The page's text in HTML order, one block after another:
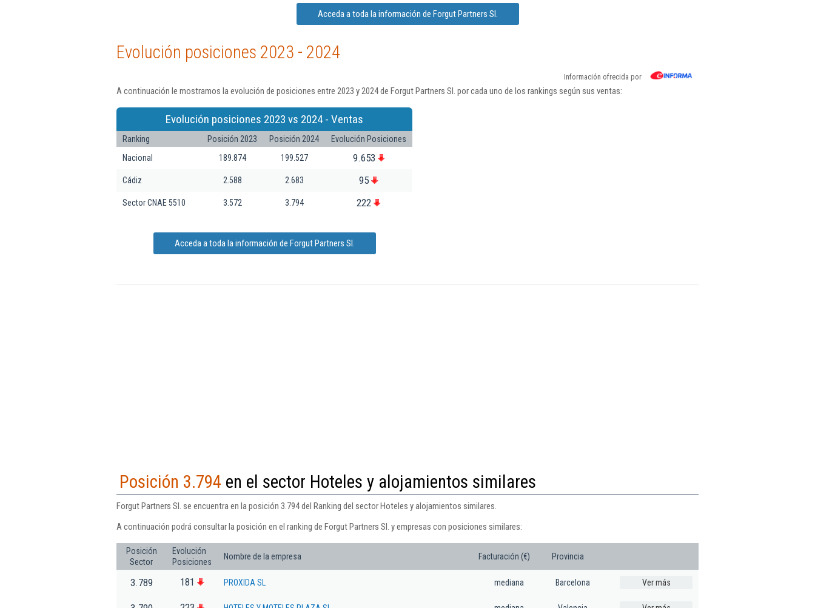
Acceda a toda la información de Forgut Partners Sl.
Evolución posiciones 2023 - 2024
Información ofrecida por
A continuación le mostramos la evolución de posiciones entre 2023 y 2024 de Forgut Partners Sl. por cada uno de los rankings según sus ventas:
Evolución posiciones 2023 vs 2024 - Ventas
Ranking Posición 2023 Posición 2024
Evolución Posiciones
Nacional
189.874 199.527 9.653
Cádiz 2.588 2.683 95
Sector CNAE 5510 3.572 3.794 222
Acceda a toda la información de Forgut Partners Sl.
Posición 3.794 en el sector Hoteles y alojamientos similares
Forgut Partners Sl. se encuentra en la posición 3.794 del Ranking del sector Hoteles y alojamientos similares.
A continuación podrá consultar la posición en el ranking de Forgut Partners Sl. y empresas con posiciones similares:
Posición
Sector
Evolución
Posiciones
Nombre de la empresa Facturación (€) Provincia
3.789 181 PROXIDA SL mediana Barcelona Ver más